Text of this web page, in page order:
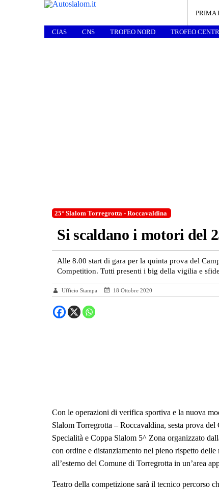
PRIMA
CIAS CNS TROFEO NORD TROFEO
25° Slalom Torregrotta - Roccavaldina
Si scaldano i motori del
Alle 8.00 start di gara per la quinta prova del
Competition. Tutti presenti i big della vigilia e
Ufficio Stampa 18 Ottobre 2020
Con le operazioni di verifica sportiva e la nuova
Slalom Torregrotta – Roccavaldina, sesta prova
Specialità e Coppa Slalom 5^ Zona organizzato
con ordine e distanziamento nel pieno rispetto
all’esterno del Comune di Torregrotta in un’area
Teatro della competizione sarà il tecnico percorso